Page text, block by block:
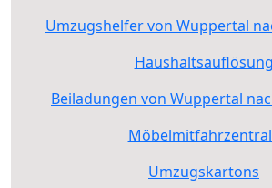
Umzugshelfer von Wuppertal
Haushaltsauflösung
Beiladungen von Wuppertal
Umzugskartons